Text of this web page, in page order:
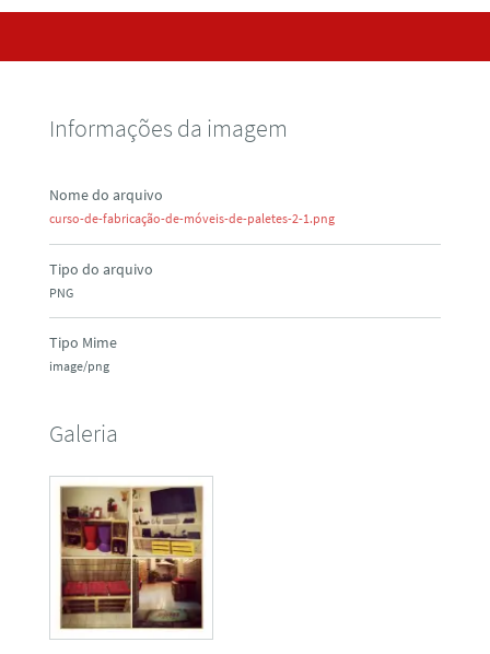
Informações da imagem
Nome do arquivo
curso-de-fabricação-de-móveis-de-paletes-2-1.png
Tipo do arquivo
PNG
Tipo Mime
image/png
Galeria